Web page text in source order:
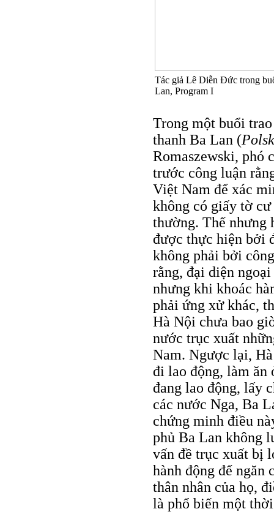
Tác giả Lê Diễn Đức trong
Lan, Program I
Trong một buổi
thanh Ba Lan (
Romaszewski, phó
trước công luận
Việt Nam để xác
không có giấy tờ
thường. Thế nhưng
được thực hiện bởi
không phải bởi
rằng, đại diện
nhưng khi khoác
phải ứng xử khác,
Hà Nội chưa bao
nước trục xuất
Nam. Ngược lại,
đi lao động, làm ăn
đang lao động, lấy
các nước Nga, Ba
chứng minh điều
phủ Ba Lan không
vấn đề trục xuất bị
hành động để ngăn
thân nhân của họ,
là phổ biến một